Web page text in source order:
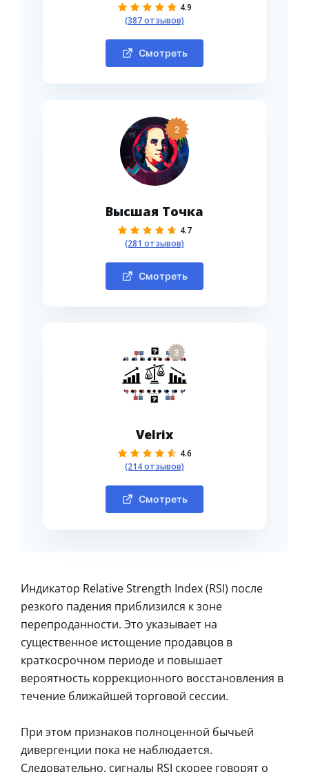
4.9
(387 отзывов)
Смотреть
2
Высшая Точка
4.7
(281 отзывов)
Смотреть
3
Velrix
4.6
(214 отзывов)
Смотреть
Индикатор Relative Strength Index (RSI) после
резкого падения приблизился к зоне
перепроданности. Это указывает на
существенное истощение продавцов в
краткосрочном периоде и повышает
вероятность коррекционного восстановления в
течение ближайшей торговой сессии.
При этом признаков полноценной бычьей
дивергенции пока не наблюдается.
Следовательно, сигналы RSI скорее говорят о